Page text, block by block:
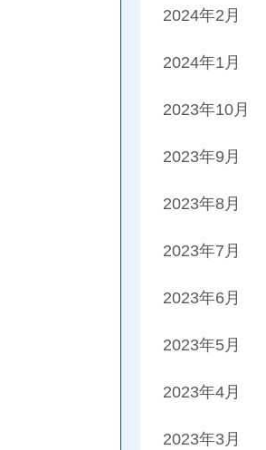
2024年2月
2024年1月
2023年10月
2023年9月
2023年8月
2023年7月
2023年6月
2023年5月
2023年4月
2023年3月